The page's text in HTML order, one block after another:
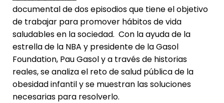
documental de dos episodios que tiene el objetivo
de trabajar para promover hábitos de vida
saludables en la sociedad. Con la ayuda de la
estrella de la NBA y presidente de la Gasol
Foundation, Pau Gasol y a través de historias
reales, se analiza el reto de salud pública de la
obesidad infantil y se muestran las soluciones
necesarias para resolverlo.